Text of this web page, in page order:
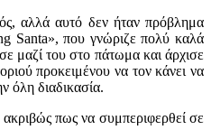
αλλά αυτό δεν ήταν πρόβλημα
Santa», που γνώριζε πολύ καλά
μαζί του στο πάτωμα και άρχισε
προκειμένου να τον κάνει να
όλη διαδικασία.
πως να συμπεριφερθεί σε